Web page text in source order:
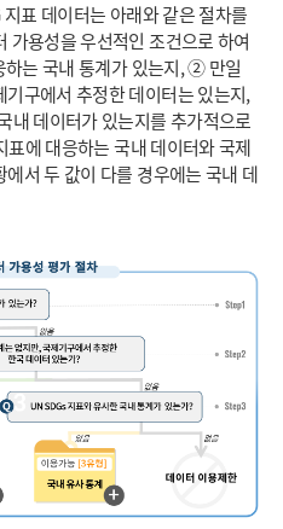
표 데이터는 아래와 같은 절차를
가용성을 우선적인 조건으로 하여
는 국내 통계가 있는지, ② 만일
구에서 추정한 데이터는 있는지,
데이터가 있는지를 추가적으로
에 대응하는 국내 데이터와 국제
서 두 값이 다를 경우에는 국내 데